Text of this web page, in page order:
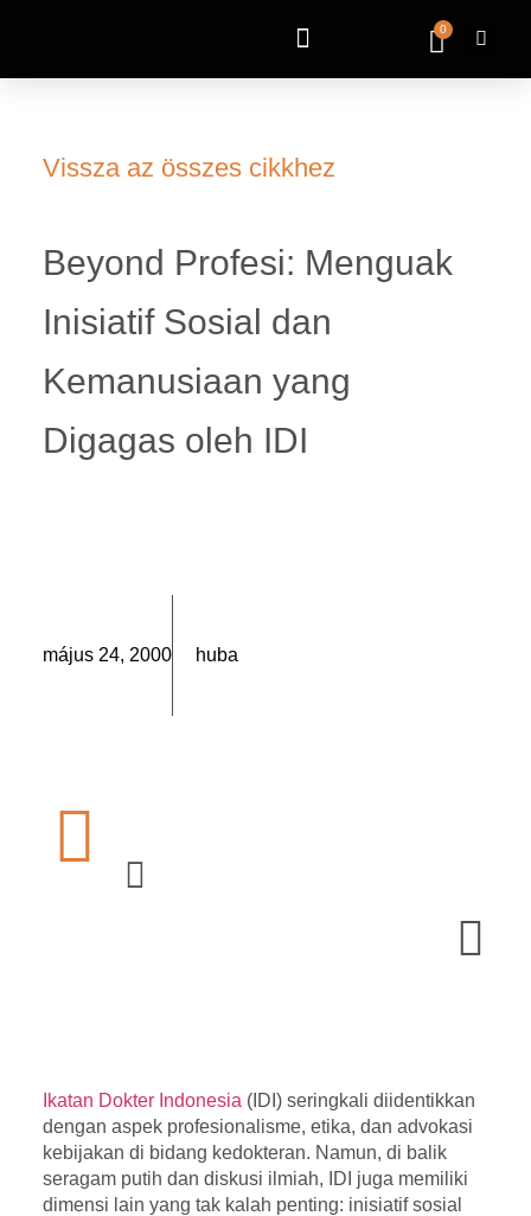
0
Vissza az összes cikkhez
Beyond Profesi: Menguak
Inisiatif Sosial dan
Kemanusiaan yang
Digagas oleh IDI
május 24, 2000 huba
Ikatan Dokter Indonesia (IDI) seringkali diidentikkan
dengan aspek profesionalisme, etika, dan advokasi
kebijakan di bidang kedokteran. Namun, di balik
seragam putih dan diskusi ilmiah, IDI juga memiliki
dimensi lain yang tak kalah penting: inisiatif sosial